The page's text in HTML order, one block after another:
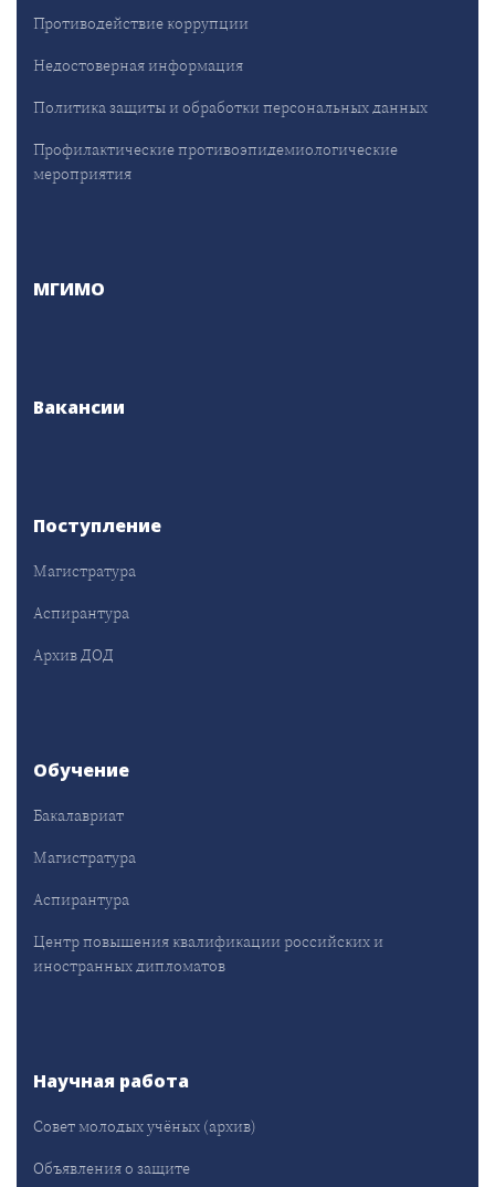
Противодействие коррупции
Недостоверная информация
Политика защиты и обработки персональных данных
Профилактические противоэпидемиологические
мероприятия
МГИМО
Вакансии
Поступление
Магистратура
Аспирантура
Архив ДОД
Обучение
Бакалавриат
Магистратура
Аспирантура
Центр повышения квалификации российских и
иностранных дипломатов
Научная работа
Совет молодых учёных (архив)
Объявления о защите